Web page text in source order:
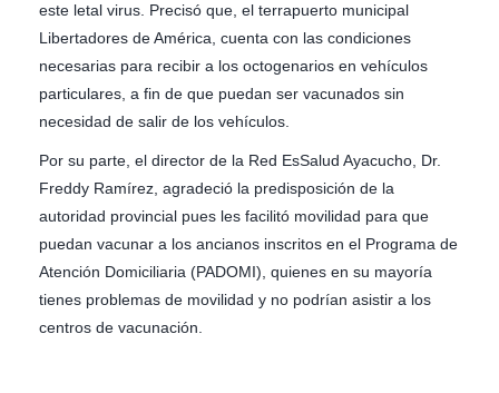
este letal virus. Precisó que, el terrapuerto municipal
Libertadores de América, cuenta con las condiciones
necesarias para recibir a los octogenarios en vehículos
particulares, a fin de que puedan ser vacunados sin
necesidad de salir de los vehículos.
Por su parte, el director de la Red EsSalud Ayacucho, Dr.
Freddy Ramírez, agradeció la predisposición de la
autoridad provincial pues les facilitó movilidad para que
puedan vacunar a los ancianos inscritos en el Programa de
Atención Domiciliaria (PADOMI), quienes en su mayoría
tienes problemas de movilidad y no podrían asistir a los
centros de vacunación.